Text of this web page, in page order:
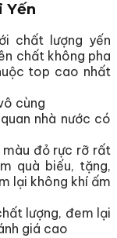
Yến
chất lượng yến
chất không pha
top cao nhất
cùng
nhà nước có
màu đỏ rực rỡ rất
quà biếu, tặng,
lại không khí ấm
lượng, đem lại
giá cao